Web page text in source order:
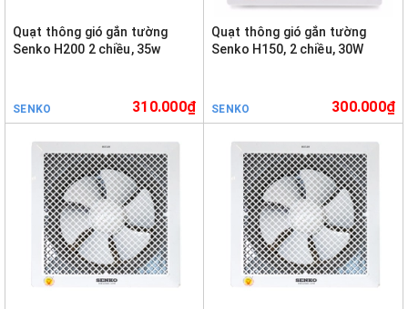
Quạt thông gió gắn tường
Senko H200 2 chiều, 35w
SENKO 310.000₫
Quạt thông gió gắn tường
Senko H150, 2 chiều, 30W
SENKO 300.000₫